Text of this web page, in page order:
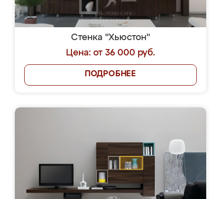
Стенка "Хьюстон"
Цена: от 36 000 руб.
ПОДРОБНЕЕ